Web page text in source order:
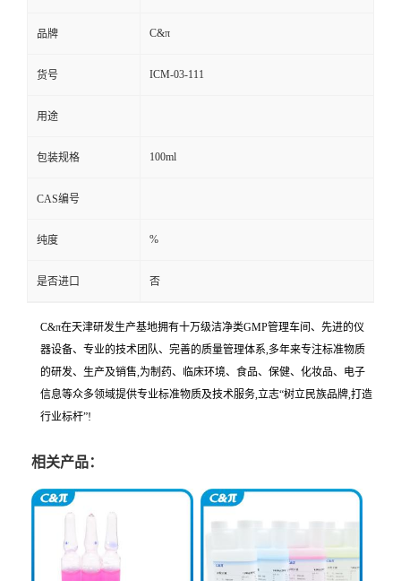
品牌 C&π
货号 ICM-03-111
用途
包装规格 100ml
CAS编号
纯度 %
是否进口 否
C&π在天津研发生产基地拥有十万级洁净类GMP管理车间、先进的仪
器设备、专业的技术团队、完善的质量管理体系,多年来专注标准物质
的研发、生产及销售,为制药、临床环境、食品、保健、化妆品、电子
信息等众多领域提供专业标准物质及技术服务,立志“树立民族品牌,打造
行业标杆”!
相关产品：